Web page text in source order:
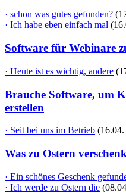
· schon was gutes gefunden?
· Ich habe eben einfach mal
Software für Webinare
· Heute ist es wichtig, andere
Brauche Software, um
erstellen
· Seit bei uns im Betrieb
Was zu Ostern
· Ein schönes Geschenk
· Ich werde zu Ostern die